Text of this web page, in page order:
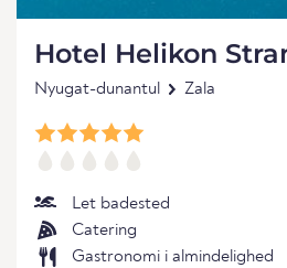
Hotel Helikon
Nyugat-dunantul Zala
Let badested
Catering
Gastronomi i almindelighed